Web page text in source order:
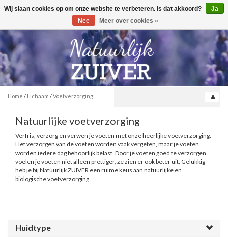
Toggle
0
Home / Lichaam /Voetverzorging
Natuurlijke voetverzorging
Verfris, verzorg en verwen je voeten met onze heerlijke voetverzorging.
Het verzorgen van de voeten worden vaak vergeten, maar je voeten
worden iedere dag behoorlijk belast. Door je voeten goed te verzorgen
voelen je voeten niet alleen prettiger, ze zien er ook beter uit. Gelukkig
heb je bij Natuurlijk ZUIVER een ruime keus aan natuurlijke en
biologische voetverzorging.
Huidtype
Wij slaan cookies op om onze website te verbeteren. Is dat akkoord?
Ja
Nee
Meer over cookies »